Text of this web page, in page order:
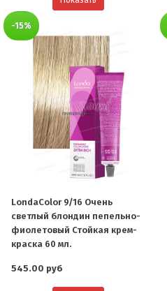
-15%
LondaColor 9/16 Очень
светлый блондин пепельно-
фиолетовый Стойкая крем-
краска 60 мл.
545.00 руб